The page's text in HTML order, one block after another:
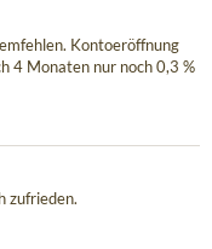
Kontoeröffnung
4 Monaten nur noch 0,3 %
zufrieden.